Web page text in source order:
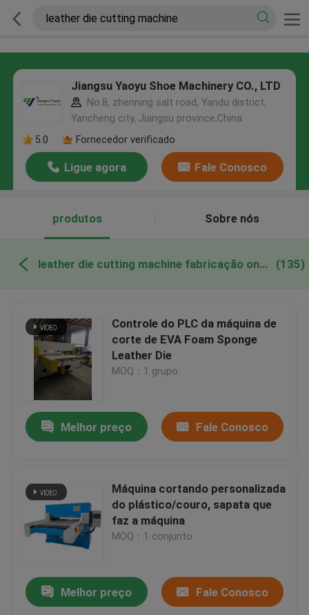
Jiangsu Yaoyu Shoe Machinery CO., LTD
No.8, zhenning salt road, Yandu district,
Yancheng city, Jiangsu province,China
5.0
Fornecedor verificado
Ligue agora Fale Conosco
produtos Sobre nós
leather die cutting machine fabricação online (135)
Controle do PLC da máquina de
corte de EVA Foam Sponge
Leather Die
MOQ：1 grupo
Melhor preço Fale Conosco
Máquina cortando personalizada
do plástico/couro, sapata que
faz a máquina
MOQ：1 conjunto
Melhor preço Fale Conosco